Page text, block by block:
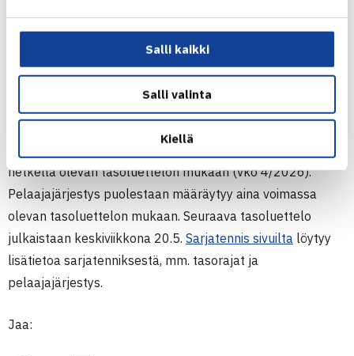
Salli kaikki
Salli valinta
Kiellä
lue lisää). Pelaajalla täytyy olla myös voimassa oleva
Seuraava tasoluettelo julkaistaan 20.5.
Sarjatenniksen osallistumisoikeus tasorajojen puitteissa
hetkellä olevan tasoluettelon mukaan (vko 4/2026).
Pelaajajärjestys puolestaan määräytyy aina voimassa
olevan tasoluettelon mukaan. Seuraava tasoluettelo
julkaistaan keskiviikkona 20.5. Sarjatennis sivuilta löytyy
lisätietoa sarjatenniksestä, mm. tasorajat ja
pelaajajärjestys.
Jaa: